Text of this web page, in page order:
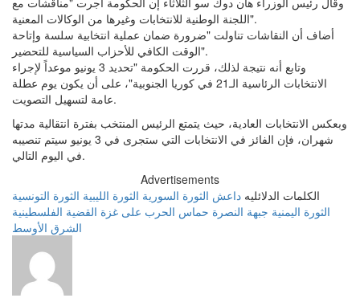
اللجنة الوطنية للانتخابات وغيرها من الوكالات المعنية".
أضاف أن النقاشات تناولت "ضرورة ضمان عملية انتخابية سلسة وإتاحة
الوقت الكافي للأحزاب السياسية للتحضير".
وتابع أنه نتيجة لذلك، قررت الحكومة "تحديد 3 يونيو موعداً لإجراء
الانتخابات الرئاسية الـ21 في كوريا الجنوبية"، على أن يكون يوم عطلة
عامة لتسهيل التصويت.
وبعكس الانتخابات العادية، حيث يتمتع الرئيس المنتخب بفترة انتقالية مدتها
شهران، فإن الفائز في الانتخابات التي ستجرى في 3 يونيو سيتم تنصيبه
في اليوم التالي.
Advertisements
الكلمات الدلائليه داعش الثورة السورية الثورة الليبية الثورة التونسية
الثورة اليمنية جبهة النصرة حماس الحرب على غزة القضية الفلسطينية
الشرق الأوسط